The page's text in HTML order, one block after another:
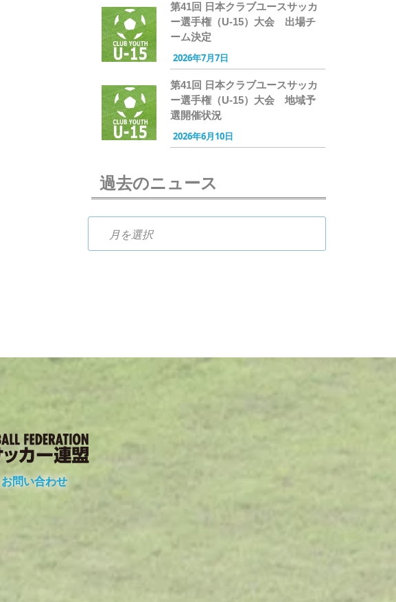
第41回 日本クラブユースサッカ
ー選手権（U-15）大会 出場チ
ーム決定
2026年7月7日
第41回 日本クラブユースサッカ
ー選手権（U-15）大会 地域予
選開催状況
2026年6月10日
過去のニュース
お問い合わせ